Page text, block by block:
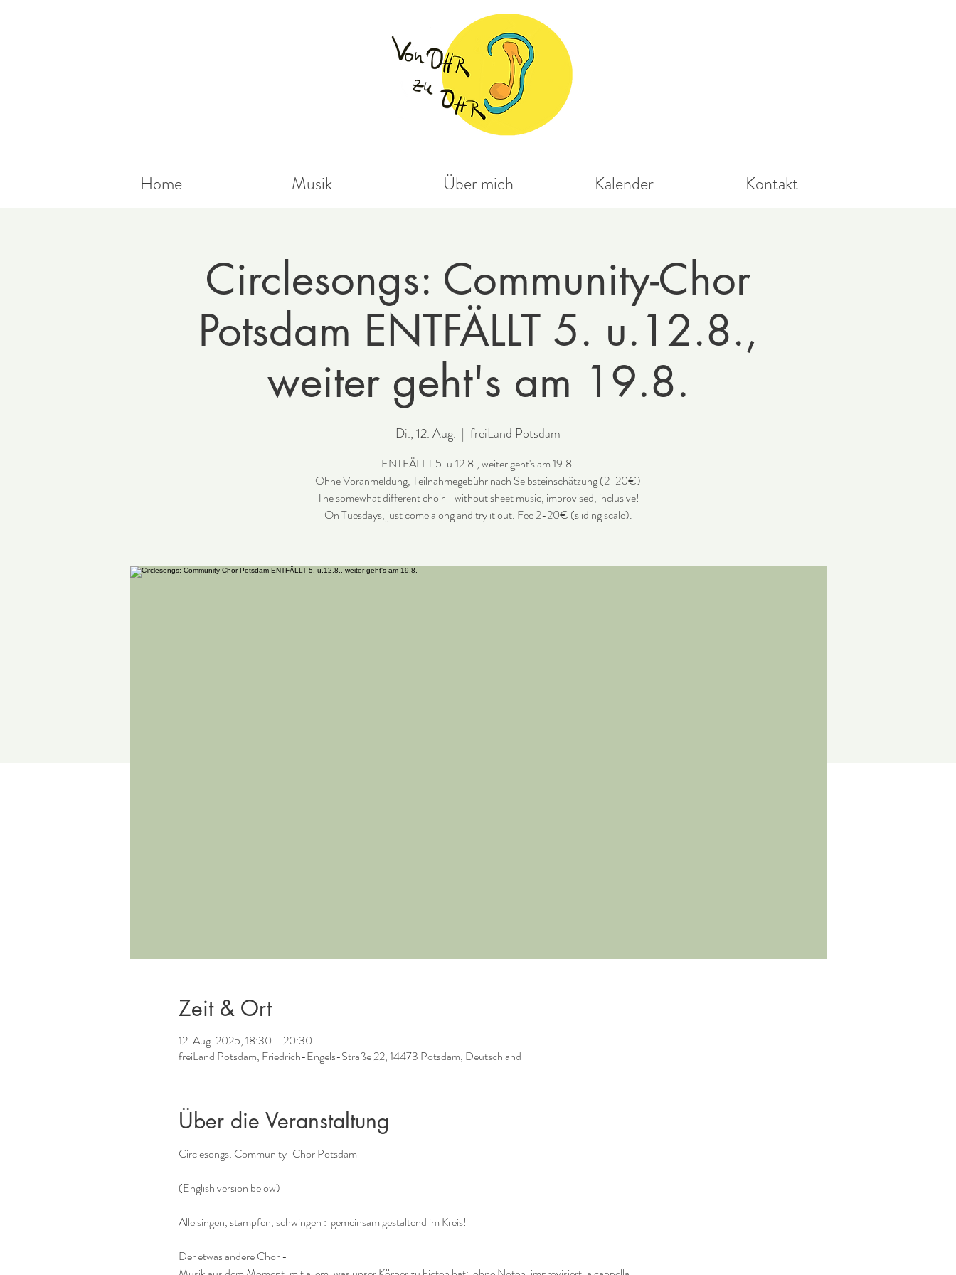
Home Musik Über mich Kalender Kontakt
Circlesongs: Community-Chor
Potsdam ENTFÄLLT 5. u.12.8.,
weiter geht's am 19.8.
Di., 12. Aug.
  |
freiLand Potsdam
ENTFÄLLT 5. u.12.8., weiter geht's am 19.8.
Ohne Voranmeldung, Teilnahmegebühr nach Selbsteinschätzung (2-20€)
The somewhat different choir - without sheet music, improvised, inclusive!
On Tuesdays, just come along and try it out. Fee 2-20€ (sliding scale).
Zeit & Ort
12. Aug. 2025, 18:30 – 20:30
freiLand Potsdam, Friedrich-Engels-Straße 22, 14473 Potsdam, Deutschland
Über die Veranstaltung
Circlesongs: Community-Chor Potsdam
(English version below)
Alle singen, stampfen, schwingen :  gemeinsam gestaltend im Kreis!
Der etwas andere Chor -